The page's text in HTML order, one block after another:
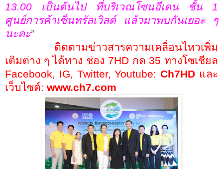
13.00 เป็นต้นไป ที่บริเวณโซนอีเดน ชั้น 1
ศูนย์การค้าเซ็นทรัลเวิลด์ แล้วมาพบกันเยอะ ๆ
นะคะ”
ติดตามข่าวสารความเคลื่อนไหวเพิ่ม
เติมต่าง ๆ ได้ทาง ช่อง 7HD กด35 ทางโซเชียล
Facebook, IG, Twitter, Youtube:Ch7HD และ
เว็บไซต์: www.ch7.com